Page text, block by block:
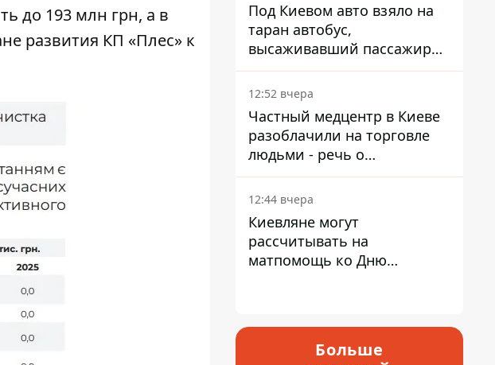
до 193 млн грн, а в
развития КП «Плес» к
Под Киевом авто взяло на
таран автобус,
высаживавший пассажиров
на остановке - пассажир в
больнице
12:52 вчера
Частный медцентр в Киеве
разоблачили на торговле
людьми - речь о
суррогатном материнстве
12:44 вчера
Киевляне могут
рассчитывать на
матпомощь ко Дню
Больше